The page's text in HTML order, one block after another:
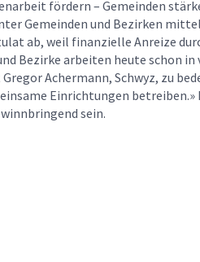
fördern – Gemeinden
Gemeinden und Bezirken
ab, weil finanzielle Anreize
Bezirke arbeiten heute schon
Achermann, Schwyz, zu
Einrichtungen
sein.